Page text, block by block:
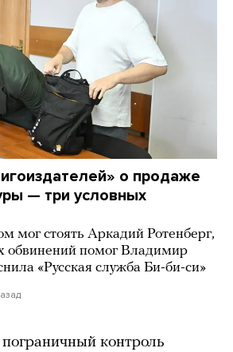
о продаже
— три условных
мог стоять Аркадий Ротенберг,
обвинений помог Владимир
«Русская служба Би-би-си»
контроль